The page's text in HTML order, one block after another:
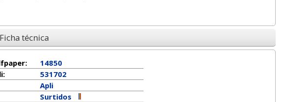
técnica
14850
531702
Apli
Surtidos